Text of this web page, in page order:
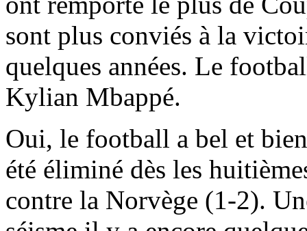
sont plus conviés à la
quelques années. Le
Kylian Mbappé.
Oui, le football a bel et
été éliminé dès les
contre la Norvège (1-2).